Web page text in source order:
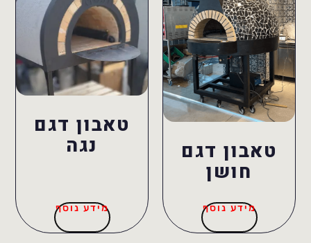
טאבון דגם
חושן
מידע נוסף
טאבון דגם
נגה
מידע נוסף